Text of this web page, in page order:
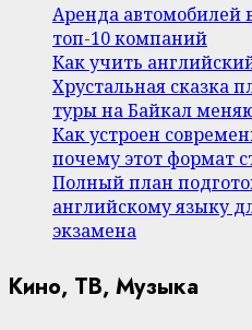
Аренда автомобилей
топ-10 компаний
Как учить
Хрустальная сказка
туры на Байкал
Как устроен
почему этот формат
Полный план
английскому языку
экзамена
Кино, ТВ, Музыка